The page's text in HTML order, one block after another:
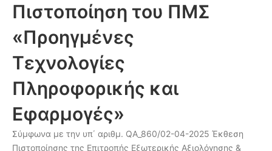
Πιστοποίηση του ΠΜΣ
«Προηγμένες
Τεχνολογίες
Πληροφορικής και
Εφαρμογές»
Σύμφωνα με την υπ΄ αριθμ. QA_860/02-04-2025 Έκθεση
Πιστοποίησης της Επιτροπής Εξωτερικής Αξιολόγησης &